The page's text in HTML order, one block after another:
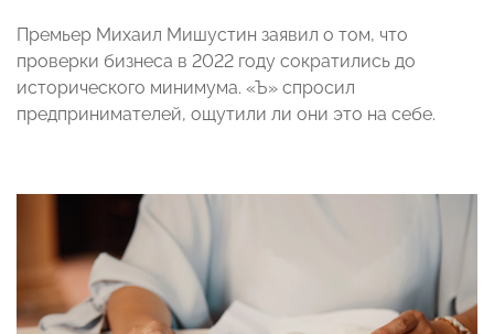
Премьер Михаил Мишустин заявил о том, что
проверки бизнеса в 2022 году сократились до
исторического минимума. «Ъ» спросил
предпринимателей, ощутили ли они это на себе.